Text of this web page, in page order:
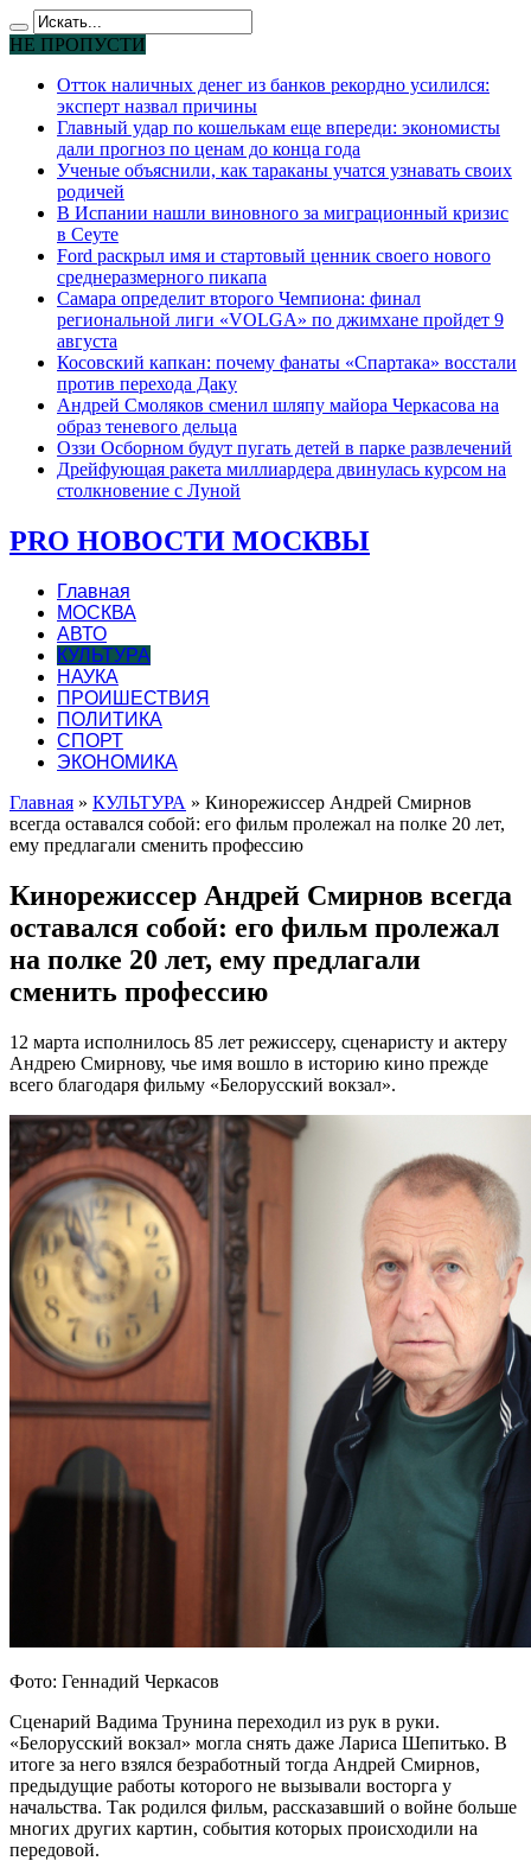
НЕ ПРОПУСТИ
Отток наличных денег из банков рекордно усилился:
эксперт назвал причины
Главный удар по кошелькам еще впереди: экономисты
дали прогноз по ценам до конца года
Ученые объяснили, как тараканы учатся узнавать своих
родичей
В Испании нашли виновного за миграционный кризис
в Сеуте
Ford раскрыл имя и стартовый ценник своего нового
среднеразмерного пикапа
Самара определит второго Чемпиона: финал
региональной лиги «VOLGA» по джимхане пройдет 9
августа
Косовский капкан: почему фанаты «Спартака» восстали
против перехода Даку
Андрей Смоляков сменил шляпу майора Черкасова на
образ теневого дельца
Оззи Осборном будут пугать детей в парке развлечений
Дрейфующая ракета миллиардера двинулась курсом на
столкновение с Луной
PRO НОВОСТИ МОСКВЫ
Главная
МОСКВА
АВТО
КУЛЬТУРА
НАУКА
ПРОИШЕСТВИЯ
ПОЛИТИКА
СПОРТ
ЭКОНОМИКА
Главная » КУЛЬТУРА » Кинорежиссер Андрей Смирнов
всегда оставался собой: его фильм пролежал на полке 20 лет,
ему предлагали сменить профессию
Кинорежиссер Андрей Смирнов всегда
оставался собой: его фильм пролежал
на полке 20 лет, ему предлагали
сменить профессию
12 марта исполнилось 85 лет режиссеру, сценаристу и актеру
Андрею Смирнову, чье имя вошло в историю кино прежде
всего благодаря фильму «Белорусский вокзал».
Фото: Геннадий Черкасов
Сценарий Вадима Трунина переходил из рук в руки.
«Белорусский вокзал» могла снять даже Лариса Шепитько. В
итоге за него взялся безработный тогда Андрей Смирнов,
предыдущие работы которого не вызывали восторга у
начальства. Так родился фильм, рассказавший о войне больше
многих других картин, события которых происходили на
передовой.